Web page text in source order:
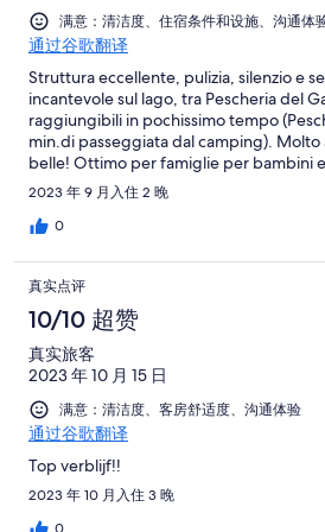
满意：清洁度、住宿条件和设施、沟通体
通过谷歌翻译
Struttura eccellente, pulizia, silenzio e
incantevole sul lago, tra Pescheria del
raggiungibili in pochissimo tempo
min.di passeggiata dal camping).
belle! Ottimo per famiglie per bambini
2023 年 9 月入住 2 晚
0
真实点评
10/10 超赞
真实旅客
2023 年 10 月 15 日
满意：清洁度、客房舒适度、沟通体验
通过谷歌翻译
Top verblijf!!
2023 年 10 月入住 3 晚